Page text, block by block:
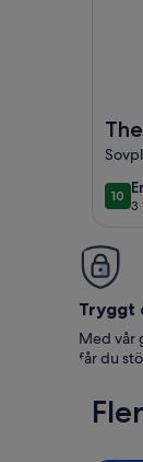
in
10103
Tryggt
Med vår
får du